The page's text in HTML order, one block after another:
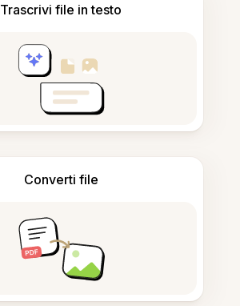
Trascrivi file in testo
Converti file